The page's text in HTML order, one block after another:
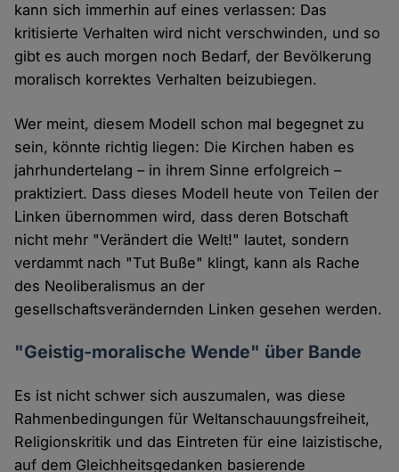
kann sich immerhin auf eines verlassen: Das
kritisierte Verhalten wird nicht verschwinden, und so
gibt es auch morgen noch Bedarf, der Bevölkerung
moralisch korrektes Verhalten beizubiegen.
Wer meint, diesem Modell schon mal begegnet zu
sein, könnte richtig liegen: Die Kirchen haben es
jahrhundertelang – in ihrem Sinne erfolgreich –
praktiziert. Dass dieses Modell heute von Teilen der
Linken übernommen wird, dass deren Botschaft
nicht mehr "Verändert die Welt!" lautet, sondern
verdammt nach "Tut Buße" klingt, kann als Rache
des Neoliberalismus an der
gesellschaftsverändernden Linken gesehen werden.
"Geistig-moralische Wende" über Bande
Es ist nicht schwer sich auszumalen, was diese
Rahmenbedingungen für Weltanschauungsfreiheit,
Religionskritik und das Eintreten für eine laizistische,
auf dem Gleichheitsgedanken basierende